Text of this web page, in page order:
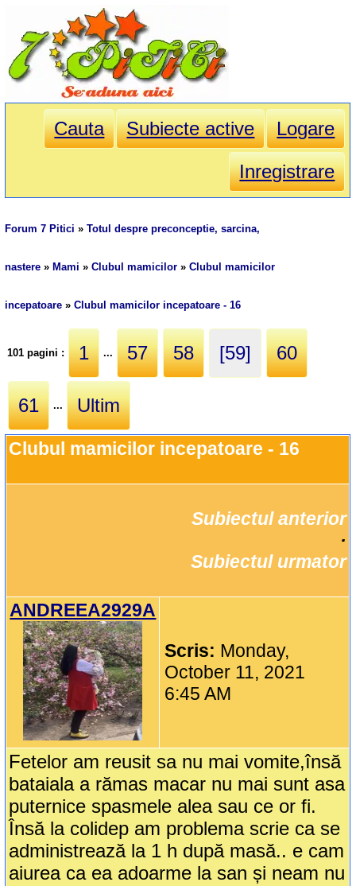
Cauta Subiecte active
Logare
Inregistrare
Forum 7 Pitici »Totul despre preconceptie, sarcina,
nastere » Mami »Clubul mamicilor »Clubul mamicilor
incepatoare »Clubul mamicilor incepatoare - 16
101 pagini : 1 ... 57 58 [59] 60
61 ... Ultim
Clubul mamicilor incepatoare - 16
Subiectul anterior
Subiectul urmator
ANDREEA2929A
Scris: Monday,
October 11, 2021
6:45 AM
Fetelor am reusit sa nu mai vomite,însă
bataiala a rămas macar nu mai sunt asa
puternice spasmele alea sau ce or fi.
Însă la colidep am problema scrie ca se
administrează la 1 h după masă.. e cam
aiurea ca ea adoarme la san și neam nu